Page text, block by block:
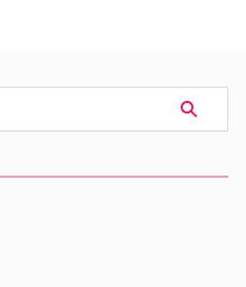
は、ドキュメンタリー映画『ある
アスリートの告発』で高い評価を
ンに愛され続けてきた作品の魅力